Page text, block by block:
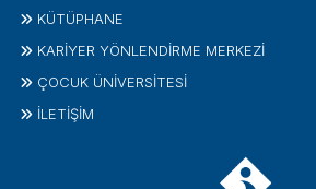
KÜTÜPHANE
KARİYER YÖNLENDİRME MERKEZİ
ÇOCUK ÜNIVERSITESI
İLETIŞIM